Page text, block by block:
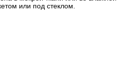
или под стеклом.